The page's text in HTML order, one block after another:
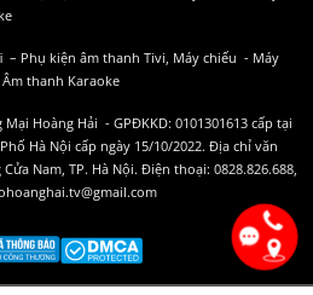
– Phụ kiện âm thanh Tivi, Máy chiếu - Máy
Âm thanh Karaoke
Hoàng Hải - GPĐKKD: 0101301613 cấp tại
Hà Nội cấp ngày 15/10/2022. Địa chỉ văn
Nam, TP. Hà Nội. Điện thoại: 0828.826.688,